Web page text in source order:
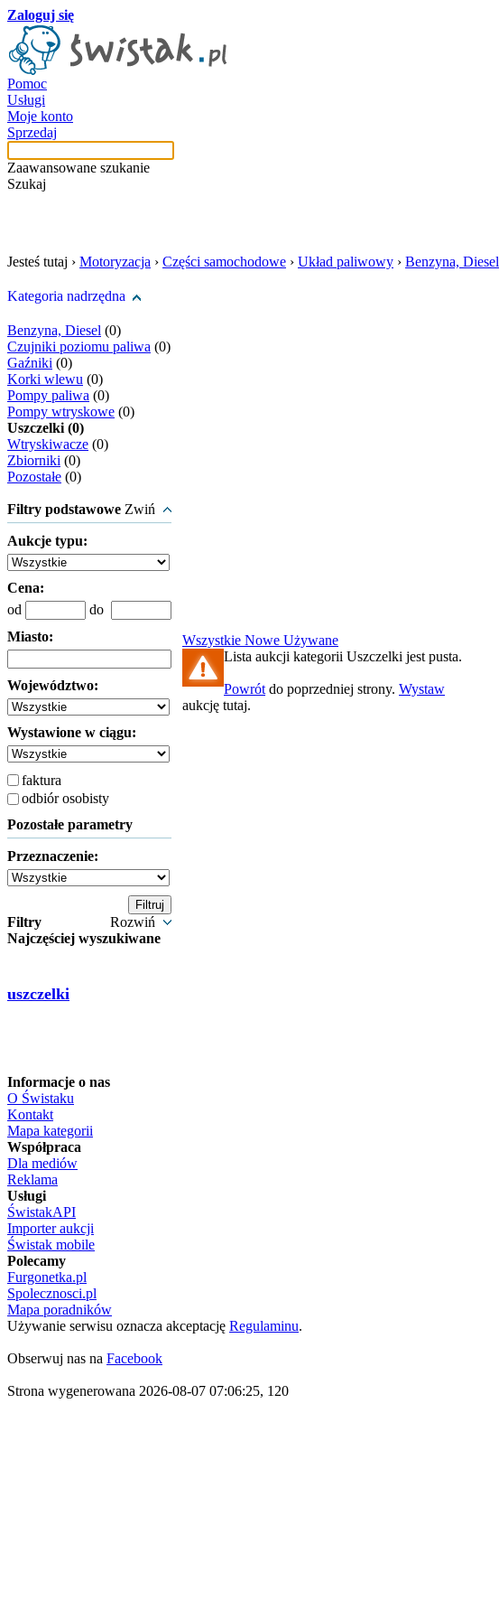
Zaloguj się
Pomoc
Usługi
Moje konto
Sprzedaj
Zaawansowane szukanie
Szukaj
Jesteś tutaj › Motoryzacja › Części samochodowe › Układ paliwowy › Benzyna, Diesel
Kategoria nadrzędna
Benzyna, Diesel (0)
Czujniki poziomu paliwa (0)
Gaźniki (0)
Korki wlewu (0)
Pompy paliwa (0)
Pompy wtryskowe (0)
Uszczelki (0)
Wtryskiwacze (0)
Zbiorniki (0)
Pozostałe (0)
Filtry podstawowe Zwiń
Aukcje typu:
Cena:
od
do
Miasto:
Województwo:
Wystawione w ciągu:
faktura
odbiór osobisty
Pozostałe parametry
Przeznaczenie:
Filtry
Rozwiń
Najczęściej wyszukiwane
uszczelki
Wszystkie Nowe Używane
Lista aukcji kategorii Uszczelki jest pusta.
Powrót do poprzedniej strony. Wystaw
aukcję tutaj.
Informacje o nas
O Świstaku
Kontakt
Mapa kategorii
Współpraca
Dla mediów
Reklama
Usługi
ŚwistakAPI
Importer aukcji
Świstak mobile
Polecamy
Furgonetka.pl
Spolecznosci.pl
Mapa poradników
Używanie serwisu oznacza akceptację Regulaminu.
Obserwuj nas na Facebook
Strona wygenerowana 2026-08-07 07:06:25, 120